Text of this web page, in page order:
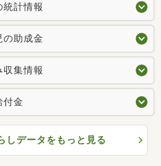
統計情報
の助成金
収集情報
付金
しデータをもっと見る